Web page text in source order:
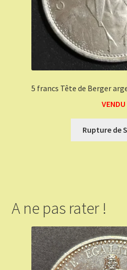
5 francs Tête de Berger
VENDU
Rupture de
A ne pas rater !